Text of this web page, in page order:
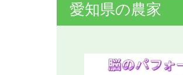
愛知県の農家